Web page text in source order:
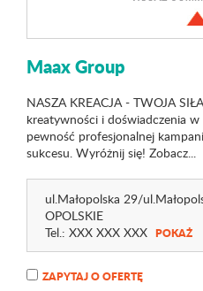
Maax Group
NASZA KREACJA - TWOJA
kreatywności i doświadczenia
pewność profesjonalnej
sukcesu. Wyróżnij się! Zobacz...
ul.Małopolska 29/
OPOLSKIE
Tel.: XXX XXX XXX POKAŻ
ZAPYTAJ O OFERTĘ